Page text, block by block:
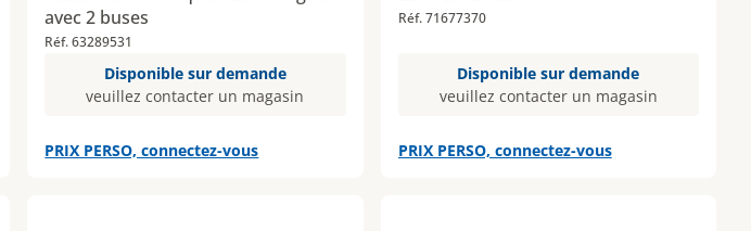
avec 2 buses
Réf. 63289531
Disponible sur demande
veuillez contacter un magasin
PRIX PERSO, connectez-vous
Réf. 71677370
Disponible sur demande
veuillez contacter un magasin
PRIX PERSO, connectez-vous